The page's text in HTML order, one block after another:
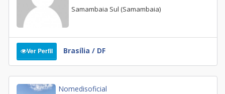
Samambaia Sul (Samambaia)
Ver Perfil Brasília / DF
Nomedisoficial